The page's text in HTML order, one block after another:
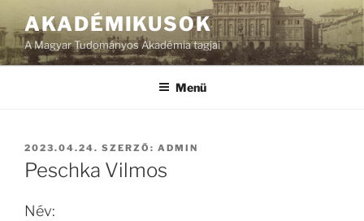
AKADÉMIKUSOK
A Magyar Tudományos Akadémia tagjai
Menü
BEKÜLDVE:
2023.04.24. SZERZŐ: ADMIN
Peschka Vilmos
Név: